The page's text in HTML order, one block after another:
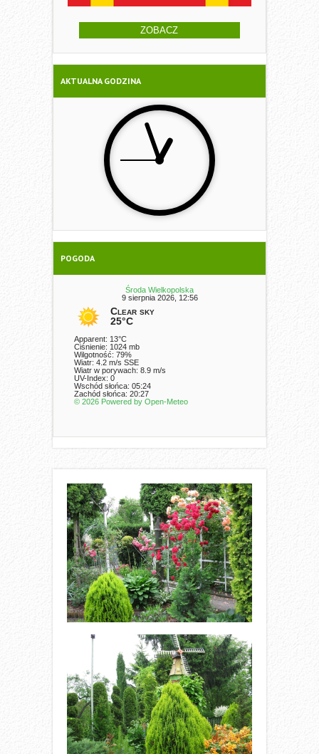
ZOBACZ
AKTUALNA GODZINA
POGODA
Środa Wielkopolska
9 sierpnia 2026, 12:56
Clear sky
25°C
Apparent: 13°C
Ciśnienie: 1024 mb
Wilgotność: 79%
Wiatr: 4.2 m/s SSE
Wiatr w porywach: 8.9 m/s
UV-Index: 0
Wschód słońca: 05:24
Zachód słońca: 20:27
© 2026 Powered by Open-Meteo